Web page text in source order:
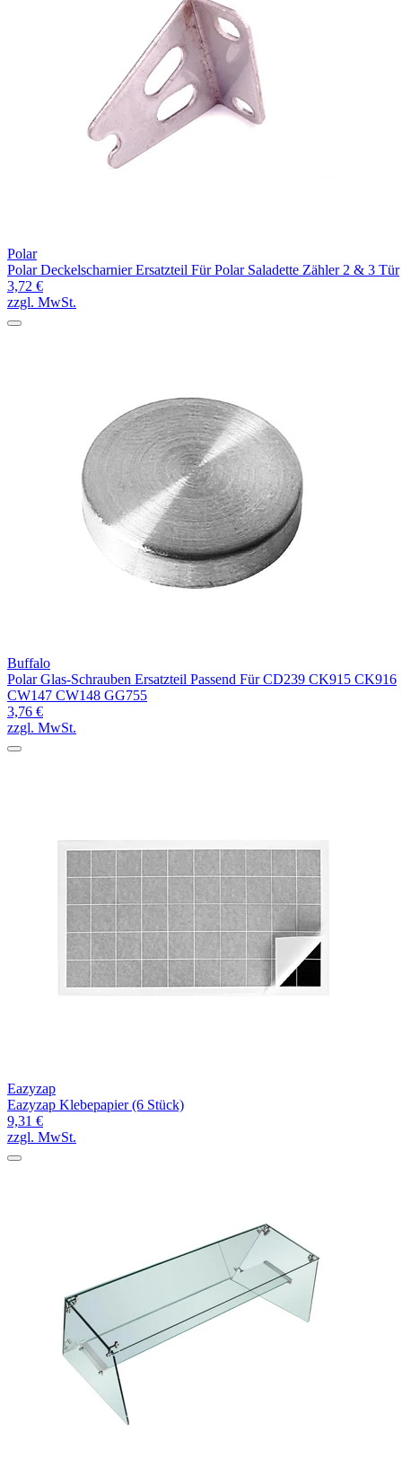
Polar
Polar Deckelscharnier Ersatzteil Für Polar Saladette Zähler 2 & 3 Tür
3,72 €
zzgl. MwSt.
Buffalo
Polar Glas-Schrauben Ersatzteil Passend Für CD239 CK915 CK916
CW147 CW148 GG755
3,76 €
zzgl. MwSt.
Eazyzap
Eazyzap Klebepapier (6 Stück)
9,31 €
zzgl. MwSt.